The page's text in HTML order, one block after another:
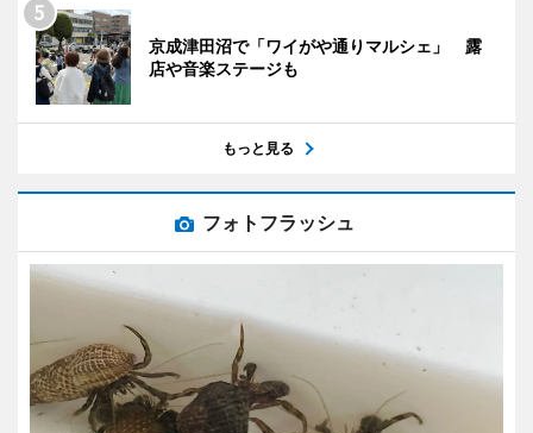
京成津田沼で「ワイがや通りマルシェ」 露
店や音楽ステージも
もっと見る
フォトフラッシュ